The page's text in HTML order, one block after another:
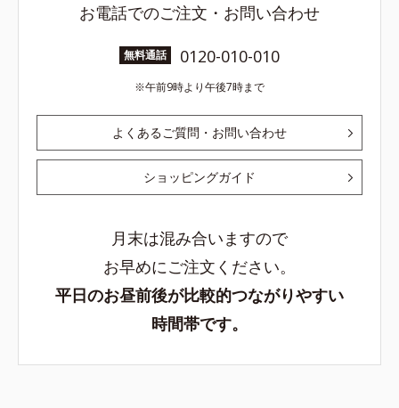
お電話でのご注文・お問い合わせ
無料通話 0120-010-010
午前9時より午後7時まで
よくあるご質問・お問い合わせ
ショッピングガイド
月末は混み合いますので
お早めにご注文ください。
平日のお昼前後が比較的つながりやすい
時間帯です。